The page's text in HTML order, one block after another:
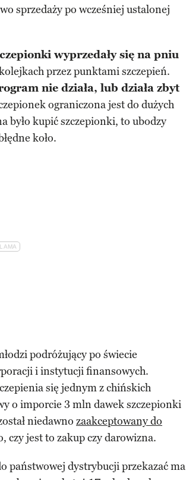
sprzedaży po wcześniej ustalonej
wyprzedały się na pniu
przez punktami szczepień.
nie działa, lub działa zbyt
ograniczona jest do dużych
było kupić szczepionki, to ubodzy
koło.
podróżujący po świecie
i instytucji finansowych.
się jednym z chińskich
o imporcie 3 mln dawek szczepionki
niedawno zaakceptowany do
czy jest to zakup czy darowizna.
państwowej dystrybucji przekazać ma